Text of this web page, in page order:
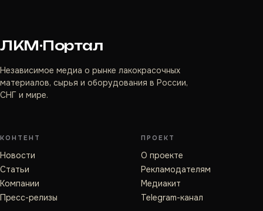
ЛКМ·Портал
Независимое медиа о рынке лакокрасочных
материалов, сырья и оборудования в России,
СНГ и мире.
КОНТЕНТ
Новости
Статьи
Компании
Пресс-релизы
ПРОЕКТ
О проекте
Рекламодателям
Медиакит
Telegram-канал